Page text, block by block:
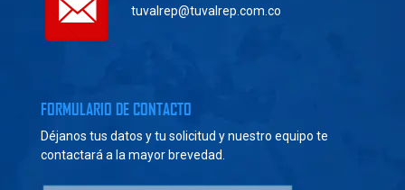
tuvalrep@tuvalrep.com.co
FORMULARIO DE CONTACTO
Déjanos tus datos y tu solicitud y nuestro equipo te
contactará a la mayor brevedad.